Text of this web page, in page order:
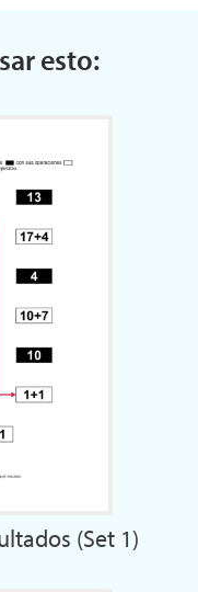
esto:
(Set 1)